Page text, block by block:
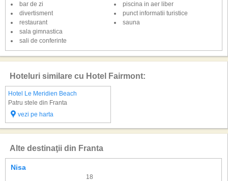
bar de zi
divertisment
piscina in aer liber
punct informatii turistice
restaurant
sala gimnastica
sali de conferinte
sauna
Hoteluri similare cu Hotel Fairmont:
Hotel Le Meridien Beach
Patru stele din Franta
vezi pe harta
Alte destinaţii din Franta
Nisa
18